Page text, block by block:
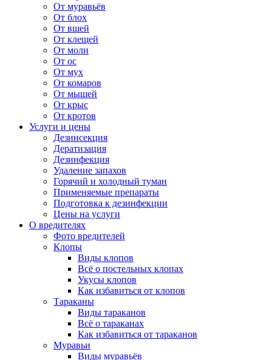
От муравьёв
От блох
От вшей
От клещей
От моли
От ос
От мух
От комаров
От мышей
От крыс
От кротов
Услуги и цены
Дезинсекция
Дератизация
Дезинфекция
Удаление запахов
Горячий и холодный туман
Применяемые препараты
Подготовка к дезинфекции
Цены на услуги
О вредителях
Фото вредителей
Клопы
Виды клопов
Всё о постельных клопах
Укусы клопов
Как избавиться от клопов
Тараканы
Виды тараканов
Всё о тараканах
Как избавиться от тараканов
Муравьи
Виды муравьёв